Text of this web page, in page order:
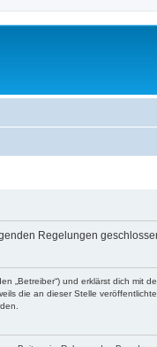
Regelungen
„Betreiber“) und erklärst dich mit
die an dieser Stelle